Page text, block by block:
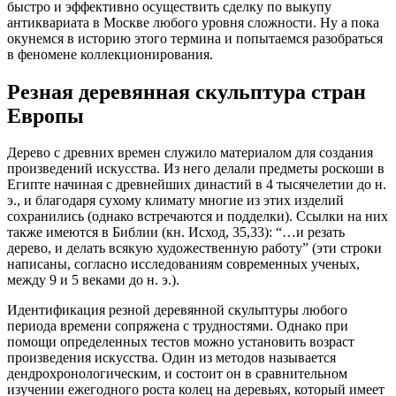
быстро и эффективно осуществить сделку по выкупу
антиквариата в Москве любого уровня сложности. Ну а пока
окунемся в историю этого термина и попытаемся разобраться
в феномене коллекционирования.
Резная деревянная скульптура стран
Европы
Дерево с древних времен служило материалом для создания
произведений искусства. Из него делали предметы роскоши в
Египте начиная с древнейших династий в 4 тысячелетии до н.
э., и благодаря сухому климату многие из этих изделий
сохранились (однако встречаются и подделки). Ссылки на них
также имеются в Библии (кн. Исход, 35,33): “…и резать
дерево, и делать всякую художественную работу” (эти строки
написаны, согласно исследованиям современных ученых,
между 9 и 5 веками до н. э.).
Идентификация резной деревянной скульптуры любого
периода времени сопряжена с трудностями. Однако при
помощи определенных тестов можно установить возраст
произведения искусства. Один из методов называется
дендрохронологическим, и состоит он в сравнительном
изучении ежегодного роста колец на деревьях, который имеет